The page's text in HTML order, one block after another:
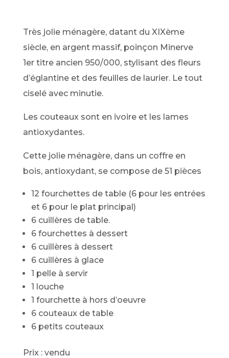
Très jolie ménagère, datant du XIXème
siècle, en argent massif, poinçon Minerve
1er titre ancien 950/000, stylisant des fleurs
d’églantine et des feuilles de laurier. Le tout
ciselé avec minutie.
Les couteaux sont en ivoire et les lames
antioxydantes.
Cette jolie ménagère, dans un coffre en
bois, antioxydant, se compose de 51 pièces
12 fourchettes de table (6 pour les entrées
et 6 pour le plat principal)
6 cuillères de table.
6 fourchettes à dessert
6 cuillères à dessert
6 cuillères à glace
1 pelle à servir
1 louche
1 fourchette à hors d’oeuvre
6 couteaux de table
6 petits couteaux
Prix : vendu